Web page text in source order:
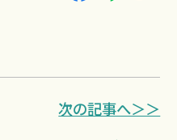
次の記事へ＞＞